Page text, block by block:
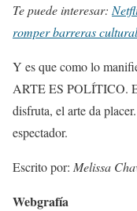
Te puede interesar:
romper barreras
Y es que como lo
ARTE ES POLÍTICO.
disfruta, el arte da
espectador.
Escrito por: Melissa
Webgrafía